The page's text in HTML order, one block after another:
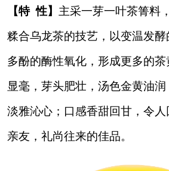
【特 性】 主采一芽一叶茶箐料
糅合乌龙茶的技艺，以变温发
多酚的酶性氧化，形成更多的
显毫，芽头肥壮，汤色金黄油
淡雅沁心；口感香甜回甘，令
亲友，礼尚往来的佳品。